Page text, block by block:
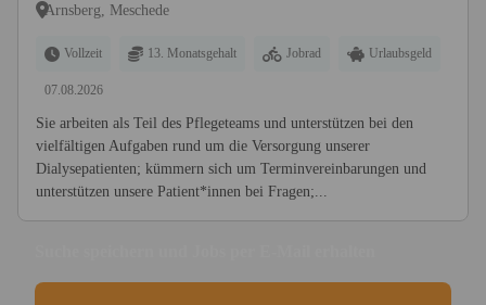
Arnsberg, Meschede
Vollzeit 13. Monatsgehalt Jobrad Urlaubsgeld
07.08.2026
Sie arbeiten als Teil des Pflegeteams und unterstützen bei den
vielfältigen Aufgaben rund um die Versorgung unserer
Dialysepatienten; kümmern sich um Terminvereinbarungen und
unterstützen unsere Patient*innen bei Fragen;...